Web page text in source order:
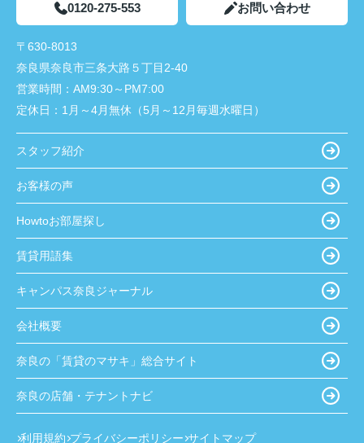
0120-275-553 お問い合わせ
〒630-8013
奈良県奈良市三条大路５丁目2-40
営業時間： AM9:30～PM7:00
定休日： 1月～4月無休（5月～12月毎週水曜日）
スタッフ紹介
お客様の声
Howtoお部屋探し
賃貸用語集
キャンパス奈良ジャーナル
会社概要
奈良の「賃貸のマサキ」総合サイト
奈良の店舗・テナントナビ
利用規約 プライバシーポリシー サイトマップ